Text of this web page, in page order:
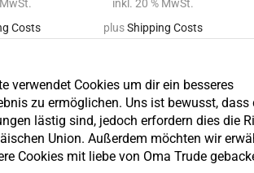
Costs
inkl. 20 % MwSt.
plusShipping Costs
verwendet Cookies um dir ein besseres
zu ermöglichen. Uns ist bewusst, dass
lästig sind, jedoch erfordern dies die
Union. Außerdem möchten wir
Cookies mit liebe von Oma Trude